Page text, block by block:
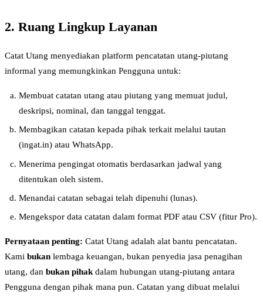
2. Ruang Lingkup Layanan
Catat Utang menyediakan platform pencatatan utang-piutang
informal yang memungkinkan Pengguna untuk:
Membuat catatan utang atau piutang yang memuat judul,
deskripsi, nominal, dan tanggal tenggat.
Membagikan catatan kepada pihak terkait melalui tautan
(ingat.in) atau WhatsApp.
Menerima pengingat otomatis berdasarkan jadwal yang
ditentukan oleh sistem.
Menandai catatan sebagai telah dipenuhi (lunas).
Mengekspor data catatan dalam format PDF atau CSV (fitur Pro).
Pernyataan penting: Catat Utang adalah alat bantu pencatatan.
Kami bukan lembaga keuangan, bukan penyedia jasa penagihan
utang, dan bukan pihakdalam hubungan utang-piutang antara
Pengguna dengan pihak mana pun. Catatan yang dibuat melalui